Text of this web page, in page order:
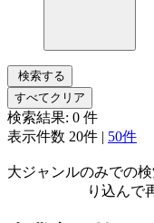
検索する
すべてクリア
検索結果: 0 件
表示件数 20件 | 50件
大ジャンルのみでの
り込んで